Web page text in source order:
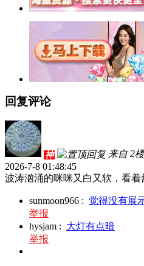
回复评论
神 来自 2楼
2026-7-8 01:48:45
波涛汹涌的咪咪又白又软，看着
sunmoon966 : 觉得没有展
举报
hysjam : 大灯有点暗
举报